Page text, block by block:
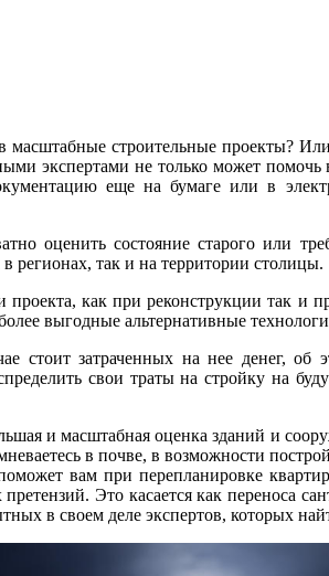
строительные проекты?
экспертами не только может
еще на бумаге или в
оценить состояние старого или
так и на территории столицы.
как при реконструкции так
выгодные альтернативные
стоит затраченных на нее денег,
свои траты на стройку на
и масштабная оценка зданий и
в почве, в возможности
поможет вам при перепланировке
Это касается как переноса
в своем деле экспертов, которых